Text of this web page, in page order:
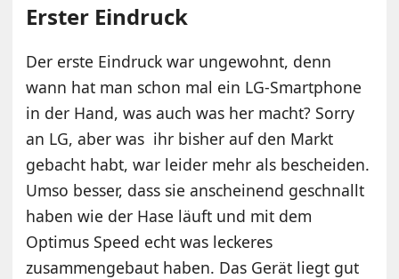
Erster Eindruck
Der erste Eindruck war ungewohnt, denn
wann hat man schon mal ein LG-Smartphone
in der Hand, was auch was her macht? Sorry
an LG, aber was ihr bisher auf den Markt
gebacht habt, war leider mehr als bescheiden.
Umso besser, dass sie anscheinend geschnallt
haben wie der Hase läuft und mit dem
Optimus Speed echt was leckeres
zusammengebaut haben. Das Gerät liegt gut